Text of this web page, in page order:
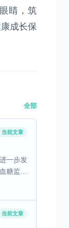
睛，筑
成长保
全部
当前文章
一步发
糖监
肾病的
当前文章